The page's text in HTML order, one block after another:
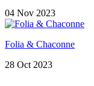
04 Nov 2023
Folia & Chaconne
28 Oct 2023